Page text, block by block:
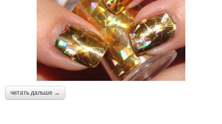
читать дальше →